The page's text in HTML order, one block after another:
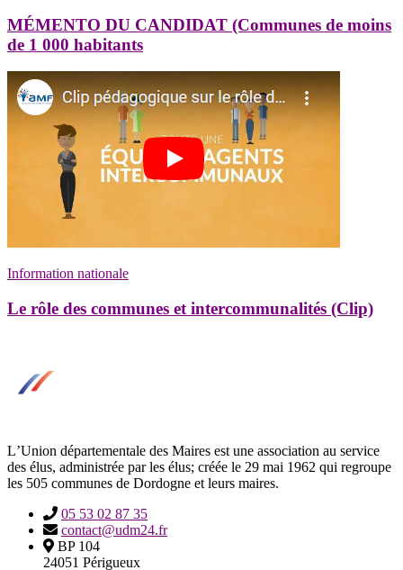
MÉMENTO DU CANDIDAT (Communes de moins
de 1 000 habitants
Information nationale
Le rôle des communes et intercommunalités (Clip)
LʼUnion départementale des Maires est une association au service
des élus, administrée par les élus; créée le 29 mai 1962 qui regroupe
les 505 communes de Dordogne et leurs maires.
05 53 02 87 35
contact@udm24.fr
BP 104
24051 Périgueux